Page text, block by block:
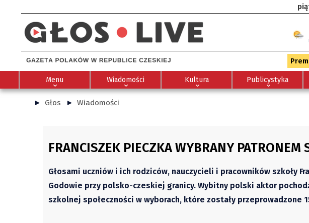
Menu Wiadomości Kultura Publicystyka
Głos Wiadomości
FRANCISZEK PIECZKA WYBRANY PATRONEM
Głosami uczniów i ich rodziców, nauczycieli i pracowników szkoły
Godowie przy polsko-czeskiej granicy. Wybitny polski aktor
szkolnej społeczności w wyborach, które zostały przeprowadzone